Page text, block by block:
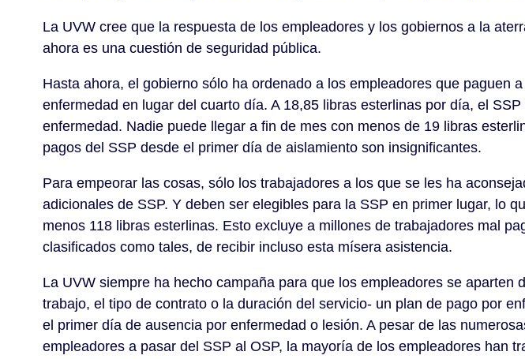
La UVW cree que la respuesta de los empleadores y los gobiernos a la
ahora es una cuestión de seguridad pública.
Hasta ahora, el gobierno sólo ha ordenado a los empleadores que paguen
enfermedad en lugar del cuarto día. A 18,85 libras esterlinas por día, el
enfermedad. Nadie puede llegar a fin de mes con menos de 19 libras
pagos del SSP desde el primer día de aislamiento son insignificantes.
Para empeorar las cosas, sólo los trabajadores a los que se les ha
adicionales de SSP. Y deben ser elegibles para la SSP en primer lugar, lo
menos 118 libras esterlinas. Esto excluye a millones de trabajadores mal
clasificados como tales, de recibir incluso esta mísera asistencia.
La UVW siempre ha hecho campaña para que los empleadores se
trabajo, el tipo de contrato o la duración del servicio- un plan de pago por
el primer día de ausencia por enfermedad o lesión. A pesar de las
empleadores a pasar del SSP al OSP, la mayoría de los empleadores han